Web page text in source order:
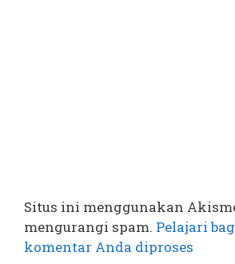
Situs ini menggunakan
mengurangi spam. Pelajari
komentar Anda diproses